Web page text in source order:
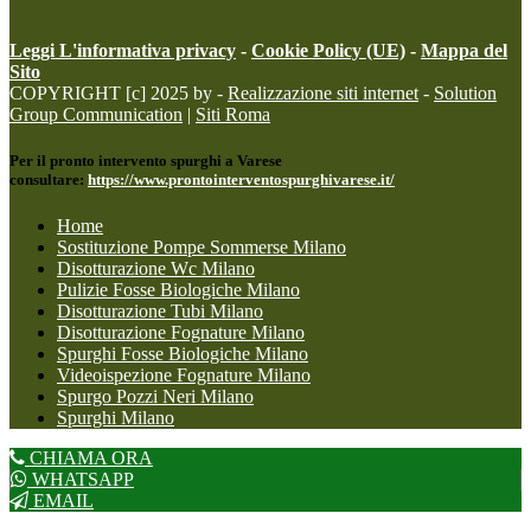
Leggi L'informativa privacy - Cookie Policy (UE) - Mappa del
Sito
COPYRIGHT [c] 2025 by - Realizzazione siti internet - Solution
Group Communication | Siti Roma
Per il pronto intervento spurghi a Varese
consultare: https://www.prontointerventospurghivarese.it/
Home
Sostituzione Pompe Sommerse Milano
Disotturazione Wc Milano
Pulizie Fosse Biologiche Milano
Disotturazione Tubi Milano
Disotturazione Fognature Milano
Spurghi Fosse Biologiche Milano
Videoispezione Fognature Milano
Spurgo Pozzi Neri Milano
Spurghi Milano
CHIAMA ORA
WHATSAPP
EMAIL